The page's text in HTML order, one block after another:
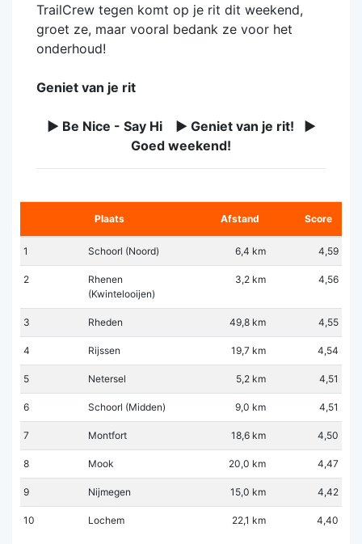
TrailCrew tegen komt op je rit dit weekend,
groet ze, maar vooral bedank ze voor het
onderhoud!
Geniet van je rit
► Be Nice - Say Hi ► Geniet van je rit! ►
Goed weekend!
Plaats Afstand Score
1 Schoorl (Noord) 6,4 km 4,59
2
Rhenen
(Kwintelooijen)
3,2 km 4,56
3 Rheden 49,8 km 4,55
4 Rijssen 19,7 km 4,54
5 Netersel 5,2 km 4,51
6 Schoorl (Midden) 9,0 km 4,51
7 Montfort 18,6 km 4,50
8 Mook 20,0 km 4,47
9 Nijmegen 15,0 km 4,42
10 Lochem 22,1 km 4,40